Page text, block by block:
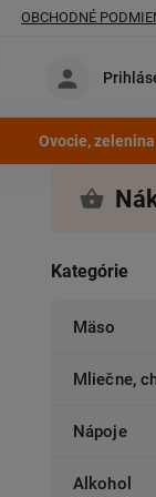
OBCHODNÉ
Ovocie, zelenina
Kategórie
Mäso
Mliečne,
Nápoje
Alkohol